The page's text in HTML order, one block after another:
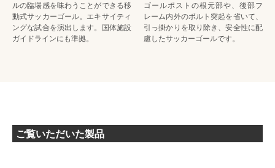
ルの臨場感を味わうことができる移
動式サッカーゴール。エキサイティ
ングな試合を演出します。国体施設
ガイドラインにも準拠。
ゴールポストの根元部や、後部フ
レーム内外のボルト突起を省いて、
引っ掛かりを取り除き、安全性に配
慮したサッカーゴールです。
ご覧いただいた製品